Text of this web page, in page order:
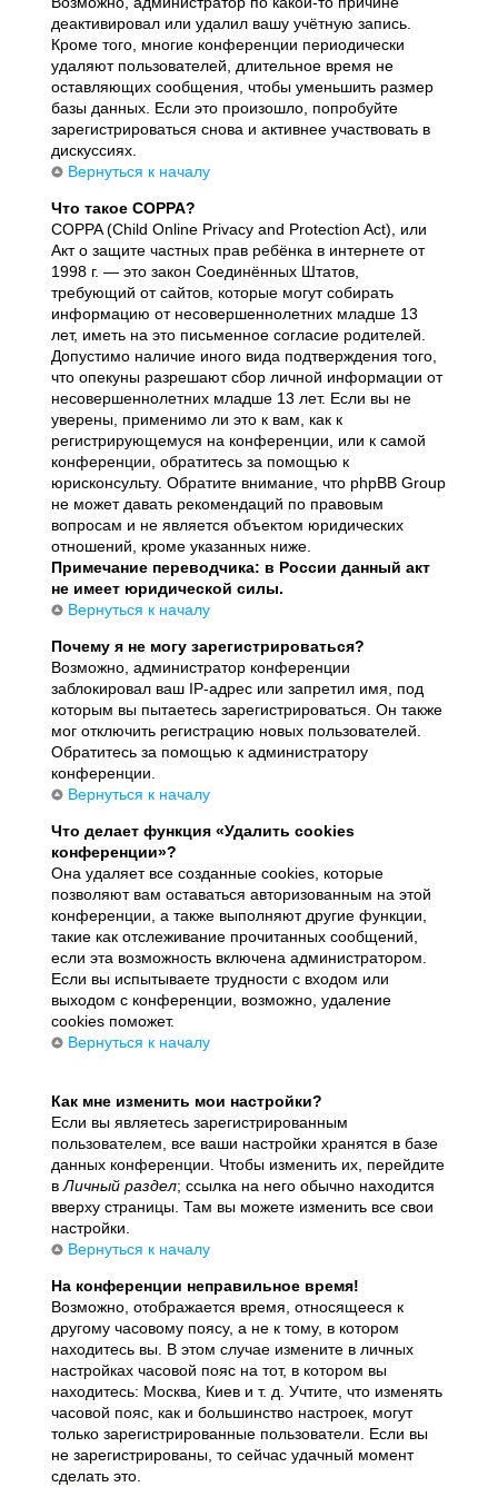
деактивировал или удалил вашу учётную запись.
Кроме того, многие конференции периодически
удаляют пользователей, длительное время не
оставляющих сообщения, чтобы уменьшить размер
базы данных. Если это произошло, попробуйте
зарегистрироваться снова и активнее участвовать в
дискуссиях.
Вернуться к началу
Что такое COPPA?
COPPA (Child Online Privacy and Protection Act), или
Акт о защите частных прав ребёнка в интернете от
1998 г. — это закон Соединённых Штатов,
требующий от сайтов, которые могут собирать
информацию от несовершеннолетних младше 13
лет, иметь на это письменное согласие родителей.
Допустимо наличие иного вида подтверждения того,
что опекуны разрешают сбор личной информации от
несовершеннолетних младше 13 лет. Если вы не
уверены, применимо ли это к вам, как к
регистрирующемуся на конференции, или к самой
конференции, обратитесь за помощью к
юрисконсульту. Обратите внимание, что phpBB Group
не может давать рекомендаций по правовым
вопросам и не является объектом юридических
отношений, кроме указанных ниже.
Примечание переводчика: в России данный акт
не имеет юридической силы.
Вернуться к началу
Почему я не могу зарегистрироваться?
Возможно, администратор конференции
заблокировал ваш IP-адрес или запретил имя, под
которым вы пытаетесь зарегистрироваться. Он также
мог отключить регистрацию новых пользователей.
Обратитесь за помощью к администратору
конференции.
Вернуться к началу
Что делает функция «Удалить cookies
конференции»?
Она удаляет все созданные cookies, которые
позволяют вам оставаться авторизованным на этой
конференции, а также выполняют другие функции,
такие как отслеживание прочитанных сообщений,
если эта возможность включена администратором.
Если вы испытываете трудности с входом или
выходом с конференции, возможно, удаление
cookies поможет.
Вернуться к началу
Как мне изменить мои настройки?
Если вы являетесь зарегистрированным
пользователем, все ваши настройки хранятся в базе
данных конференции. Чтобы изменить их, перейдите
вЛичный раздел; ссылка на него обычно находится
вверху страницы. Там вы можете изменить все свои
настройки.
Вернуться к началу
На конференции неправильное время!
Возможно, отображается время, относящееся к
другому часовому поясу, а не к тому, в котором
находитесь вы. В этом случае измените в личных
настройках часовой пояс на тот, в котором вы
находитесь: Москва, Киев и т. д. Учтите, что изменять
часовой пояс, как и большинство настроек, могут
только зарегистрированные пользователи. Если вы
не зарегистрированы, то сейчас удачный момент
сделать это.